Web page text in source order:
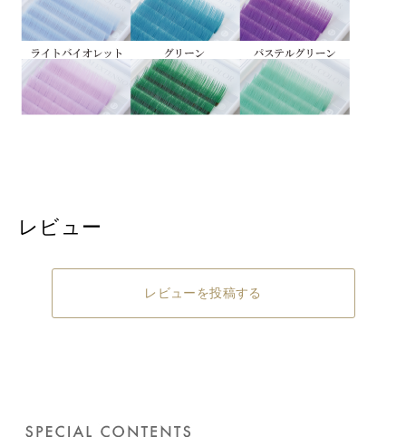
レビュー
レビューを投稿する